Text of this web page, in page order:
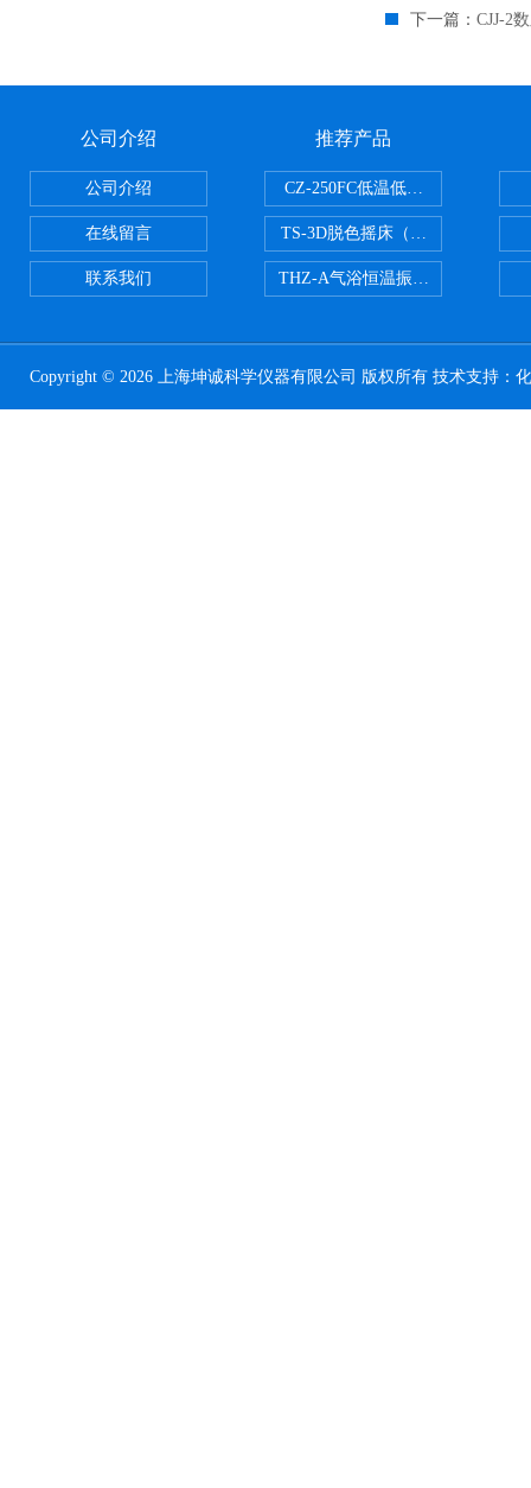
下一篇： CJJ-2
公司介绍
公司介绍
在线留言
联系我们
推荐产品
CZ-250FC低温低湿种子储藏柜
TS-3D脱色摇床（三维运动）
THZ-A气浴恒温振荡器
Copyright © 2026 上海坤诚科学仪器有限公司 版权所有 技术支持：